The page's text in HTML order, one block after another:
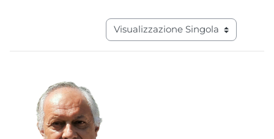
Navigazione terziaria modalità